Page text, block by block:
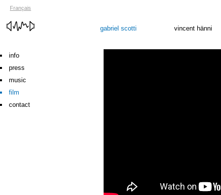
Français
vincent hänni
gabriel scotti
info
press
music
film
contact